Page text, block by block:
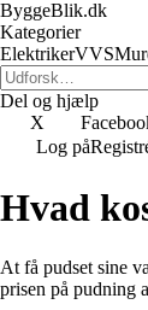
ByggeBlik.dk
Kategorier
ElektrikerVVS
Del og hjælp
X
Log på
Hvad
At få pudset sine
prisen på pudning